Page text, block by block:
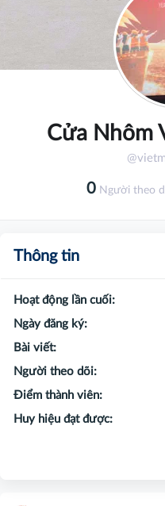
Cửa Nhôm
0 Người theo
Thông tin
Hoạt động lần cuối:
Ngày đăng ký:
Bài viết:
Người theo dõi:
Điểm thành viên:
Huy hiệu đạt được: